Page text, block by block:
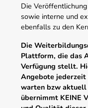
Die
sowie interne und
ebenfalls zu den
Die
Plattform, die das
Verfügung stellt.
Angebote
warten bzw
übernimmt KEINE